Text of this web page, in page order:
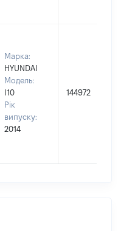
Марка:
HYUNDAI
Модель:
I10
Рік
випуску:
2014
144972